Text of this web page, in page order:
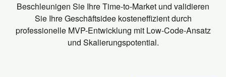
Beschleunigen Sie Ihre Time-to-Market und validieren
Sie Ihre Geschäftsidee kosteneffizient durch
professionelle MVP-Entwicklung mit Low-Code-Ansatz
und Skalierungspotential.